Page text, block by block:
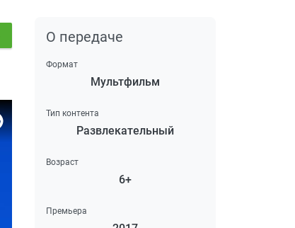
О передаче
Формат
Мультфильм
Тип контента
Развлекательный
Возраст
6+
Премьера